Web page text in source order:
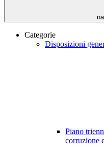
Categorie
Disposizioni
Piano
corruzione